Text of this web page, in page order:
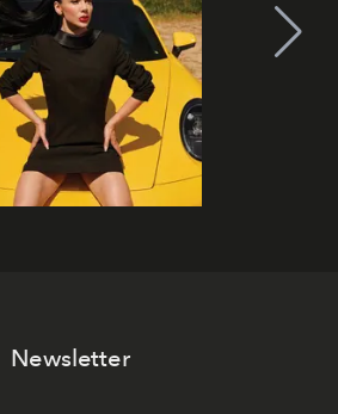
Newsletter